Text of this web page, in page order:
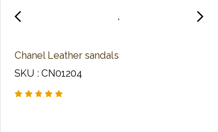
Chanel Leather sandals
SKU : CN01204